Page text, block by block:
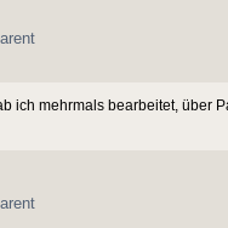
ich mehrmals bearbeitet,